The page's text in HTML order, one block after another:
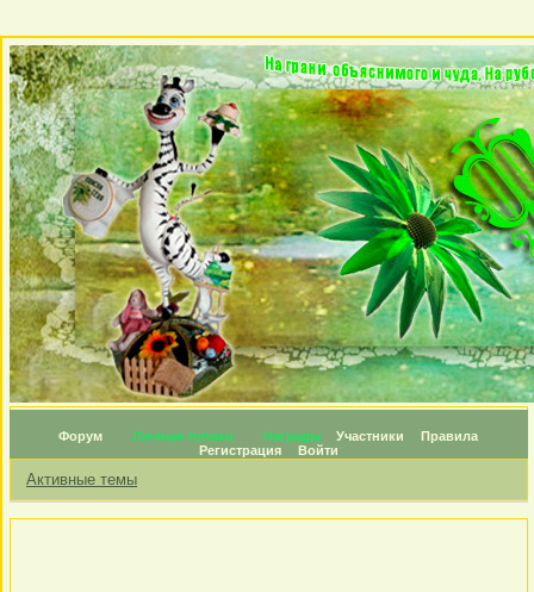
Форум Личные топики Награды Участники
Правила
Регистрация
Войти
Активные темы